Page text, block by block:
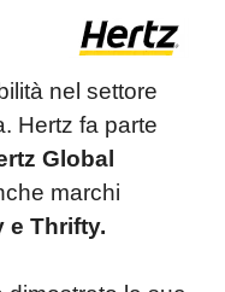
nel settore
Hertz fa parte
Global
marchi
e Thrifty.